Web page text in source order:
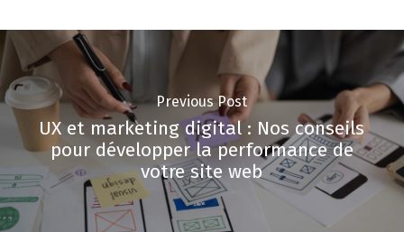
Previous Post
UX et marketing digital : Nos conseils
pour développer la performance de
votre site web